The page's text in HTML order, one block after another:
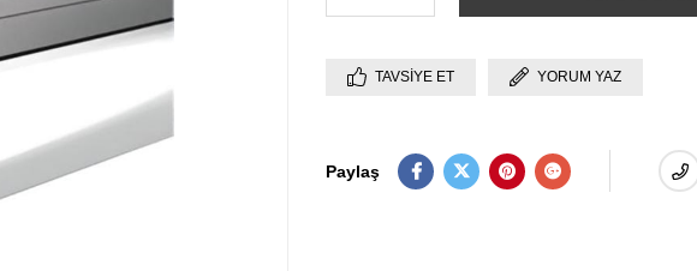
TAVSIYE ET YORUM YAZ
Paylaş